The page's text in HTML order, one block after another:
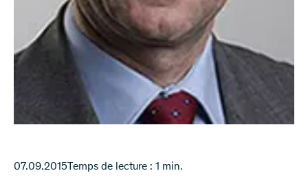
07.09.2015Temps de lecture : 1 min.